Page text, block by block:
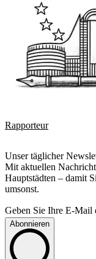
Rapporteur
Unser täglicher
Mit aktuellen
Hauptstädten – damit
umsonst.
Geben Sie Ihre E-Mail
Abonnieren